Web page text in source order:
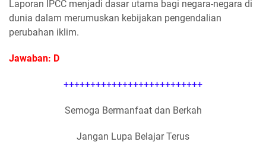
Laporan IPCC menjadi dasar utama bagi negara-negara di
dunia dalam merumuskan kebijakan pengendalian
perubahan iklim.
Jawaban: D
++++++++++++++++++++++++++
Semoga Bermanfaat dan Berkah
Jangan Lupa Belajar Terus